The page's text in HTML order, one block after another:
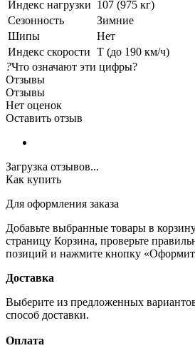
Индекс нагрузки 107 (975 кг)
Сезонность
Зимние
Шипы
Нет
Индекс скорости T (до 190 км/ч)
?Что означают эти цифры?
Отзывы
Отзывы
Нет оценок
Оставить отзыв
Загрузка отзывов...
Как купить
Для оформления заказа
Добавьте выбранные товары в
страницу Корзина, проверьте
позиций и нажмите кнопку
Доставка
Выберите из предложенных
способ доставки.
Оплата